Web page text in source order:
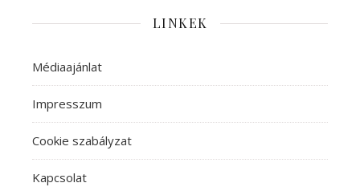
LINKEK
Médiaajánlat
Impresszum
Cookie szabályzat
Kapcsolat